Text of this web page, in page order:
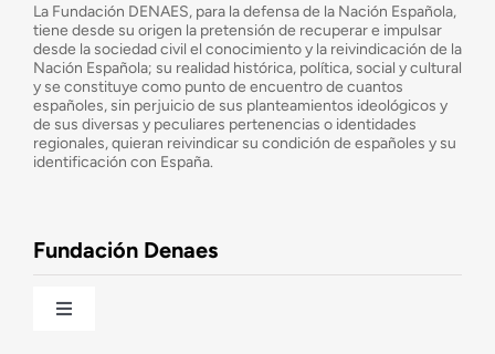
¿Cuáles son nuestros objetivos?
Consejo Asesor
La Fundación DENAES, para la defensa de la Nación Española,
tiene desde su origen la pretensión de recuperar e impulsar
desde la sociedad civil el conocimiento y la reivindicación de la
Nación Española; su realidad histórica, política, social y cultural
y se constituye como punto de encuentro de cuantos
españoles, sin perjuicio de sus planteamientos ideológicos y
de sus diversas y peculiares pertenencias o identidades
regionales, quieran reivindicar su condición de españoles y su
identificación con España.
Fundación Denaes
Toggle